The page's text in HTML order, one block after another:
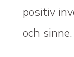
positiv
och sinne.